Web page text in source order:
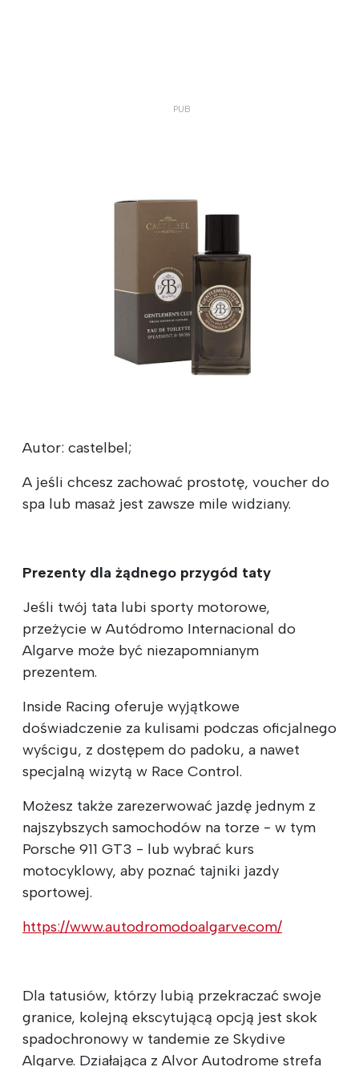
Autor: castelbel;
A jeśli chcesz zachować prostotę, voucher do
spa lub masaż jest zawsze mile widziany.
Prezenty dla żądnego przygód taty
Jeśli twój tata lubi sporty motorowe,
przeżycie w Autódromo Internacional do
Algarve może być niezapomnianym
prezentem.
Inside Racing oferuje wyjątkowe
doświadczenie za kulisami podczas oficjalnego
wyścigu, z dostępem do padoku, a nawet
specjalną wizytą w Race Control.
Możesz także zarezerwować jazdę jednym z
najszybszych samochodów na torze - w tym
Porsche 911 GT3 - lub wybrać kurs
motocyklowy, aby poznać tajniki jazdy
sportowej.
https://www.autodromodoalgarve.com/
Dla tatusiów, którzy lubią przekraczać swoje
granice, kolejną ekscytującą opcją jest skok
spadochronowy w tandemie ze Skydive
Algarve. Działająca z Alvor Autodrome strefa